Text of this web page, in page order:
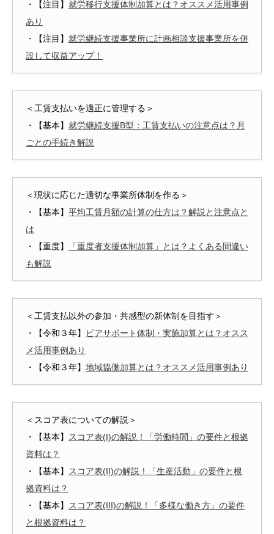
・【注目】 就労移行支援体制加算とは？オススメ活用事例
あり
・【注目】 就労継続支援事業所に計画相談支援事業所を併
設して収益アップ！
＜工賃支払いを適正に管理する＞
・【基本】 就労継続支援B型：工賃支払いの注意点は？月
ごとの手続き解説
＜現状に応じた適切な事業所体制を作る＞
・【基本】 平均工賃月額の計算の仕方は？解説と注意点と
は
・【重度】
「重度者支援体制加算」とは？よくある間違い
も解説
＜工賃支払以外の参加・共感型の新体制を目指す＞
・【令和３年】
ピアサポート体制・実施加算とは？オスス
メ活用事例あり
・【令和３年】 地域協働加算とは？オススメ活用事例あり
＜スコア表についての解説＞
・【基本】
スコア表(I)の解説！「労働時間」の要件と根拠
資料は？
・【基本】
スコア表(II)の解説！「生産活動」の要件と根
拠資料は？
・【基本】
スコア表(III)の解説！「多様な働き方」の要件
と根拠資料は？